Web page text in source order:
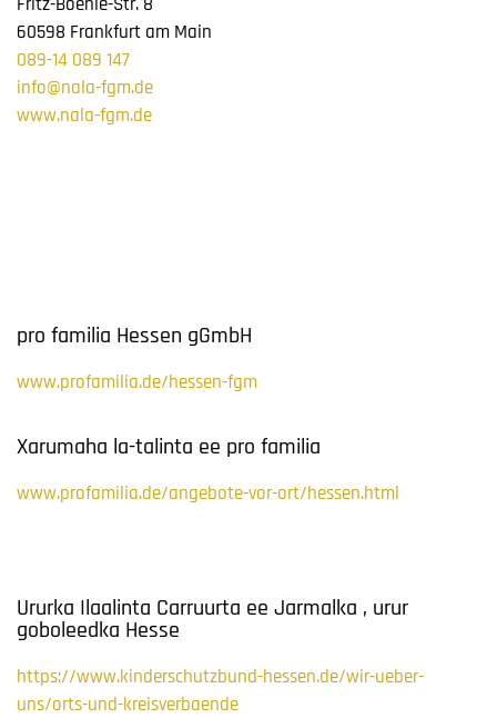
Fritz-Boehle-Str. 8
60598 Frankfurt am Main
089-14 089 147
info@nala-fgm.de
www.nala-fgm.de
pro familia Hessen gGmbH
www.profamilia.de/hessen-fgm
Xarumaha la-talinta ee pro familia
www.profamilia.de/angebote-vor-ort/hessen.html
Ururka Ilaalinta Carruurta ee Jarmalka , urur
goboleedka Hesse
https://www.kinderschutzbund-hessen.de/wir-ueber-
uns/orts-und-kreisverbaende